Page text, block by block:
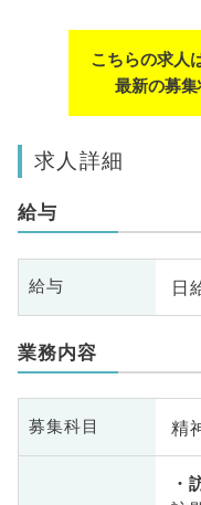
こちらの求人
最新の募集
求人詳細
給与
給与 日
業務内容
募集科目 精